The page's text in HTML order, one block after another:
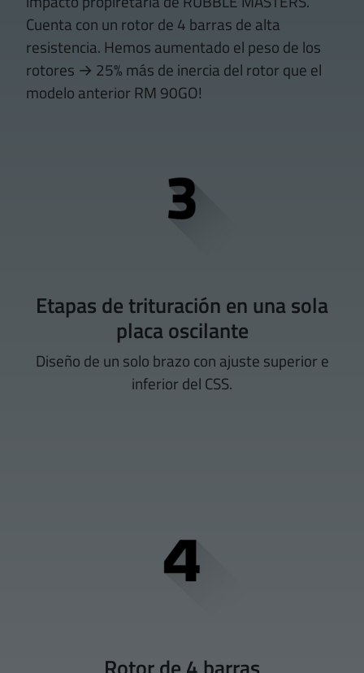
Cuenta con un rotor de 4 barras de alta
resistencia. Hemos aumentado el peso de los
rotores → 25% más de inercia del rotor que el
modelo anterior RM 90GO!
Etapas de trituración en una sola
placa oscilante
Diseño de un solo brazo con ajuste superior e
inferior del CSS.